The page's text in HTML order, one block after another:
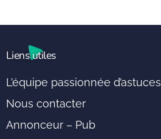
Liens utiles
L’équipe passionnée d’astuces
Nous contacter
Annonceur – Pub